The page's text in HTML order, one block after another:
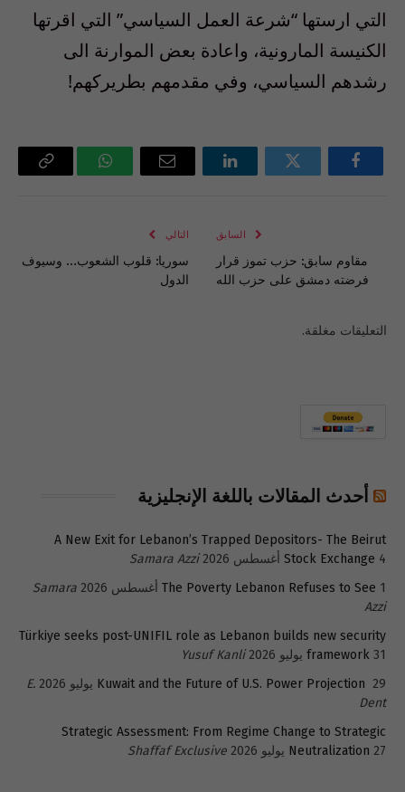
التي ارستها “شرعة العمل السياسي” التي اقرتها
الكنيسة المارونية، واعادة بعض الموارنة الى
رشدهم السياسي، وفي مقدمهم بطريركهم!
فيسبوك تويتر لينكدإن
البريد
واتساب Copy
السابق
مقاوم سابق: حزب تموز قرار
فرضته دمشق على حزب الله
التالي
سوريا: قلوب الشعوب… وسيوف
الدول
التعليقات مغلقة.
أحدث المقالات باللغة الإنجليزية
A New Exit for Lebanon’s Trapped Depositors- The Beirut
Stock Exchange 4 أغسطس 2026
Samara Azzi
The Poverty Lebanon Refuses to See 1 أغسطس 2026
Samara
Azzi
Türkiye seeks post-UNIFIL role as Lebanon builds new security
framework 31 يوليو 2026
Yusuf Kanli
Kuwait and the Future of U.S. Power Projection 29 يوليو 2026
E.
Dent
Strategic Assessment: From Regime Change to Strategic
Neutralization 27 يوليو 2026 Shaffaf Exclusive